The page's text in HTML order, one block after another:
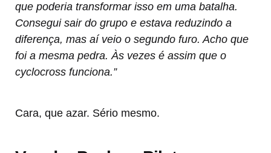
que poderia transformar isso em uma batalha.
Consegui sair do grupo e estava reduzindo a
diferença, mas aí veio o segundo furo. Acho que
foi a mesma pedra. Às vezes é assim que o
cyclocross funciona.”
Cara, que azar. Sério mesmo.